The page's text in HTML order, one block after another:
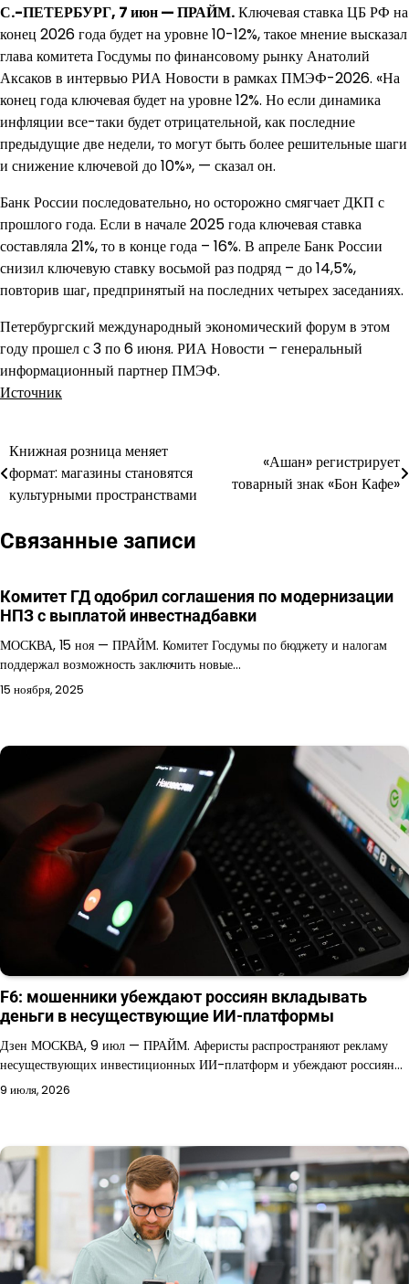
С.-ПЕТЕРБУРГ, 7 июн — ПРАЙМ.Ключевая ставка ЦБ РФ на
конец 2026 года будет на уровне 10-12%, такое мнение высказал
глава комитета Госдумы по финансовому рынку Анатолий
Аксаков в интервью РИА Новости в рамках ПМЭФ-2026. «На
конец года ключевая будет на уровне 12%. Но если динамика
инфляции все-таки будет отрицательной, как последние
предыдущие две недели, то могут быть более решительные шаги
и снижение ключевой до 10%», — сказал он.
Банк России последовательно, но осторожно смягчает ДКП с
прошлого года. Если в начале 2025 года ключевая ставка
составляла 21%, то в конце года – 16%. В апреле Банк России
снизил ключевую ставку восьмой раз подряд – до 14,5%,
повторив шаг, предпринятый на последних четырех заседаниях.
Петербургский международный экономический форум в этом
году прошел с 3 по 6 июня. РИА Новости – генеральный
информационный партнер ПМЭФ.
Источник
Навигация
по
Книжная розница меняет
формат: магазины становятся
культурными пространствами
«Ашан» регистрирует
товарный знак «Бон Кафе»
Связанные записи
Комитет ГД одобрил соглашения по модернизации
НПЗ с выплатой инвестнадбавки
МОСКВА, 15 ноя — ПРАЙМ. Комитет Госдумы по бюджету и налогам
поддержал возможность заключить новые…
15 ноября, 2025
F6: мошенники убеждают россиян вкладывать
деньги в несуществующие ИИ-платформы
Дзен МОСКВА, 9 июл — ПРАЙМ. Аферисты распространяют рекламу
несуществующих инвестиционных ИИ-платформ и убеждают россиян…
9 июля, 2026